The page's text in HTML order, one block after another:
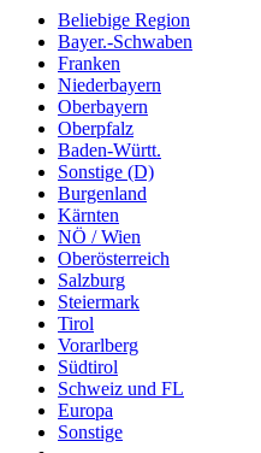
Beliebige Region
Bayer.-Schwaben
Franken
Niederbayern
Oberbayern
Oberpfalz
Baden-Württ.
Sonstige (D)
Burgenland
Kärnten
NÖ / Wien
Oberösterreich
Salzburg
Steiermark
Tirol
Vorarlberg
Südtirol
Schweiz und FL
Europa
Sonstige